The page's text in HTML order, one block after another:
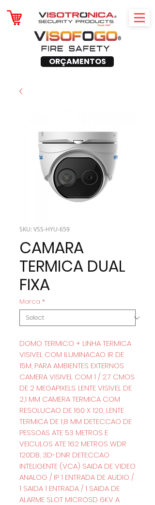
ORÇAMENTOS
SKU: VSS-HYU-659
CAMARA
TERMICA DUAL
FIXA
Marca *
DOMO TERMICO + LINHA TERMICA
VISIVEL COM ILUMINACAO IR DE
15M, PARA AMBIENTES EXTERNOS
CAMERA VISIVEL COM 1 / 2.7 CMOS
DE 2 MEGAPIXELS. LENTE VISIVEL DE
2,1 MM CAMERA TERMICA COM
RESOLUCAO DE 160 X 120, LENTE
TERMICA DE 1,8 MM DETECCAO DE
PESSOAS ATE 53 METROS E
VEICULOS ATE 162 METROS WDR
120DB, 3D-DNR DETECCAO
INTELIGENTE (VCA) SAIDA DE VIDEO
ANALOG / IP 1 ENTRADA DE AUDIO /
1 SAIDA 1 ENTRADA / 1 SAIDA DE
ALARME SLOT MICROSD 6KV A